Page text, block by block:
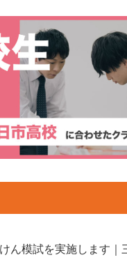
ん模試を実施します｜